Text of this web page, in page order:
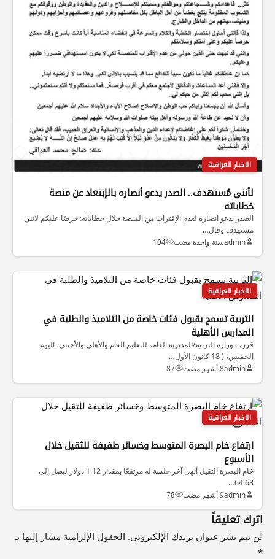
الاخبار العراقية
لأنني مُستهدف.. الصدر يدعو أنصاره بالإبتعاد عن منصة
خطاباته
الصدر يدعو انصاره لعدم الإقتراب من المنصة خلال خطاباته: حرصًا عليكم لانني
مستهدف وقال…
adminسنة واحدة مضت 104
الاخبار العراقية
التربية تسمح بقبول فئات خاصة من التلاميذ والطلبة في
المدارس الأهلية
قررت وزارة التربية/المديرية العامة للتعليم العام والأهلي والأجنبي، اليوم
الخميس، ( 18 كانون الأول…
admin8 أشهر مضت 87
الاخبار العراقية
ارتفاع خام البصرة المتوسط وخسائر طفيفة للثقيل خلال
الأسبوع
خام البصرة الثقيل أنهى آخر جلسة له مرتفعًا بمقدار 1.12 دولار ليصل إلى
64.68…
admin9 أشهر مضت 78
اترك تعليقاً
لن يتم نشر عنوان بريدك الإلكتروني. الحقول الإلزامية مشار إليها بـ
*